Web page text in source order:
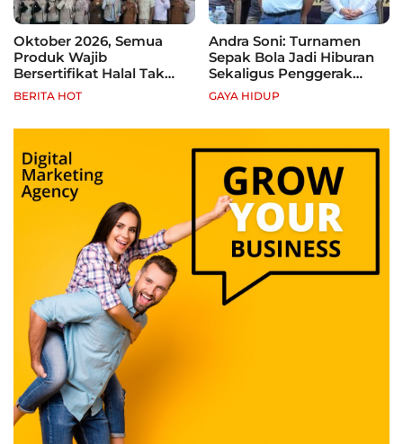
Oktober 2026, Semua
Produk Wajib
Bersertifikat Halal Tak
Kantongi Sertifikat Halal,
BERITA HOT
Andra Soni: Turnamen
Sepak Bola Jadi Hiburan
Sekaligus Penggerak
Ekonomi Rakyat
GAYA HIDUP